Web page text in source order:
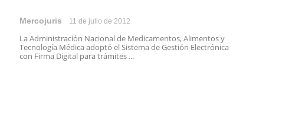
Mercojuris 11 de julio de 2012
La Administración Nacional de Medicamentos, Alimentos y
Tecnología Médica adoptó el Sistema de Gestión Electrónica
con Firma Digital para trámites ...